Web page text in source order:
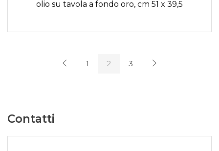
olio su tavola a fondo oro, cm 51 x 39,5
1 2 3
Contatti